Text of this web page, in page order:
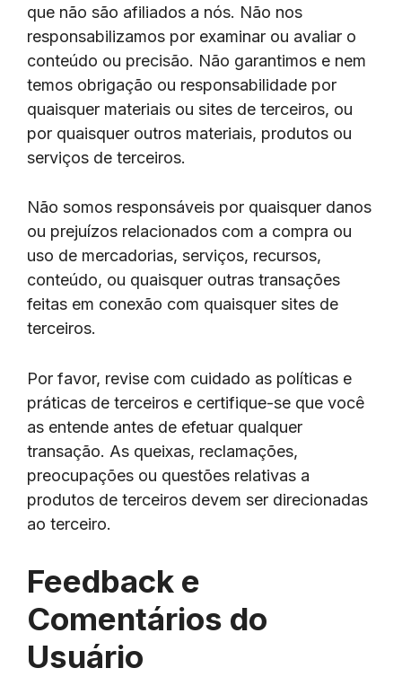
que não são afiliados a nós. Não nos
responsabilizamos por examinar ou avaliar o
conteúdo ou precisão. Não garantimos e nem
temos obrigação ou responsabilidade por
quaisquer materiais ou sites de terceiros, ou
por quaisquer outros materiais, produtos ou
serviços de terceiros.
Não somos responsáveis por quaisquer danos
ou prejuízos relacionados com a compra ou
uso de mercadorias, serviços, recursos,
conteúdo, ou quaisquer outras transações
feitas em conexão com quaisquer sites de
terceiros.
Por favor, revise com cuidado as políticas e
práticas de terceiros e certifique-se que você
as entende antes de efetuar qualquer
transação. As queixas, reclamações,
preocupações ou questões relativas a
produtos de terceiros devem ser direcionadas
ao terceiro.
Feedback e
Comentários do
Usuário